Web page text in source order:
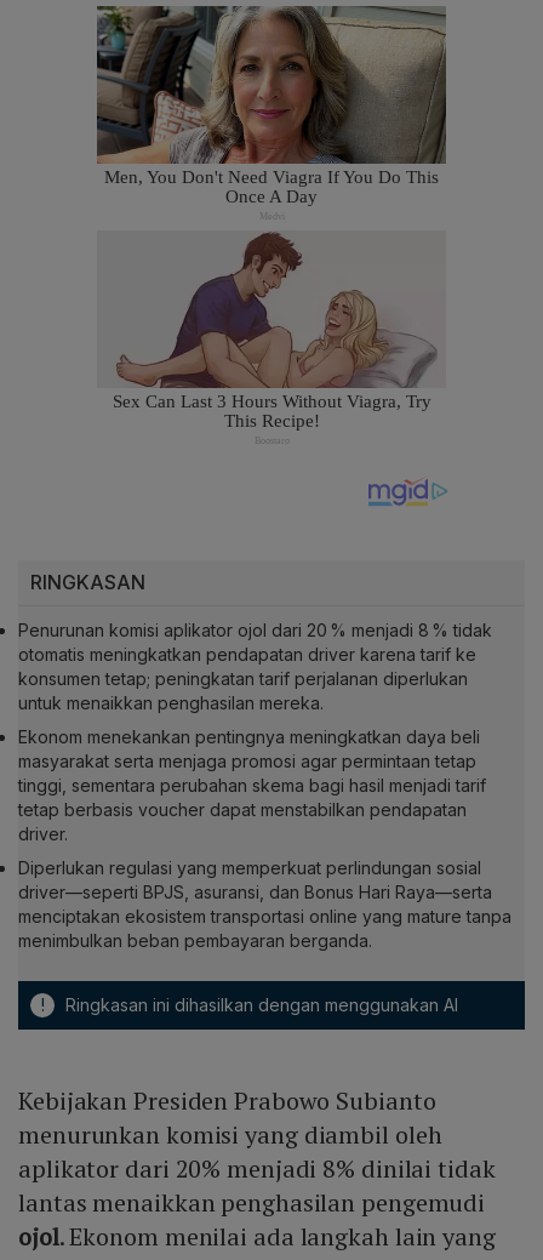
RINGKASAN
Penurunan komisi aplikator ojol dari 20 % menjadi 8 % tidak
otomatis meningkatkan pendapatan driver karena tarif ke
konsumen tetap; peningkatan tarif perjalanan diperlukan
untuk menaikkan penghasilan mereka.
Ekonom menekankan pentingnya meningkatkan daya beli
masyarakat serta menjaga promosi agar permintaan tetap
tinggi, sementara perubahan skema bagi hasil menjadi tarif
tetap berbasis voucher dapat menstabilkan pendapatan
driver.
Diperlukan regulasi yang memperkuat perlindungan sosial
driver—seperti BPJS, asuransi, dan Bonus Hari Raya—serta
menciptakan ekosistem transportasi online yang mature tanpa
menimbulkan beban pembayaran berganda.
! Ringkasan ini dihasilkan dengan menggunakan AI
Kebijakan Presiden Prabowo Subianto
menurunkan komisi yang diambil oleh
aplikator dari 20% menjadi 8% dinilai tidak
lantas menaikkan penghasilan pengemudi
ojol. Ekonom menilai ada langkah lain yang